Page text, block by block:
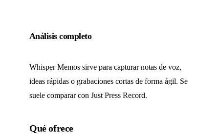
Análisis completo
Whisper Memos sirve para capturar notas de voz,
ideas rápidas o grabaciones cortas de forma ágil. Se
suele comparar con Just Press Record.
Qué ofrece